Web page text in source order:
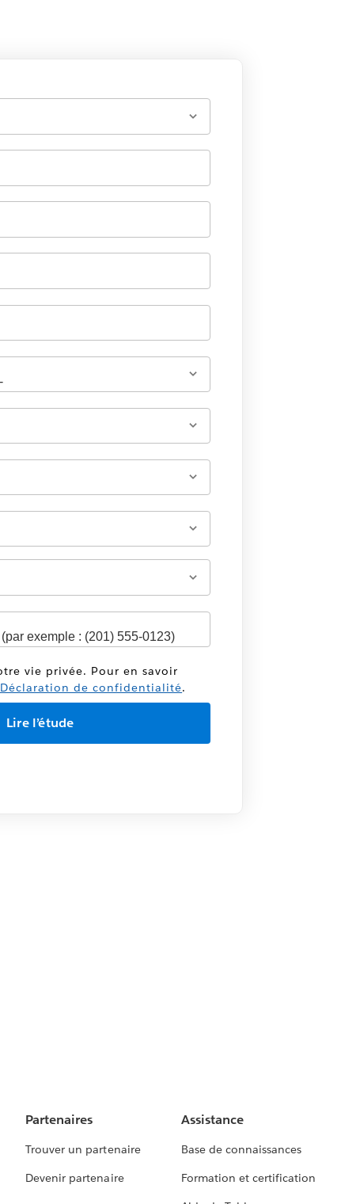
vie privée. Pour en savoir
Déclaration de confidentialité.
Partenaires
Trouver un partenaire
Devenir partenaire
Assistance
Base de connaissances
Formation et certification